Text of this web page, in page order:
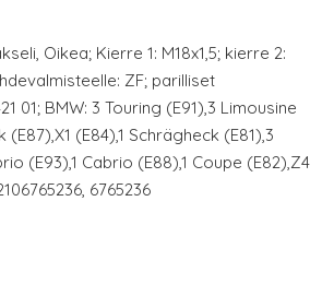
Oikea; Kierre 1: M18x1,5; kierre 2:
ZF; parilliset
01; BMW: 3 Touring (E91),3 Limousine
(E87),X1 (E84),1 Schrägheck (E81),3
(E93),1 Cabrio (E88),1 Coupe (E82),Z4
6765236